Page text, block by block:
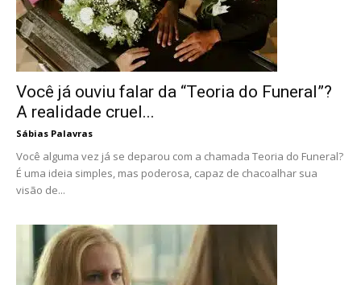
Você já ouviu falar da “Teoria do Funeral”?
A realidade cruel...
Sábias Palavras
Você alguma vez já se deparou com a chamada Teoria do Funeral?
É uma ideia simples, mas poderosa, capaz de chacoalhar sua
visão de...